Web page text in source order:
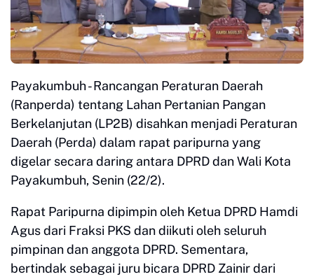
Payakumbuh - Rancangan Peraturan Daerah
(Ranperda) tentang Lahan Pertanian Pangan
Berkelanjutan (LP2B) disahkan menjadi Peraturan
Daerah (Perda) dalam rapat paripurna yang
digelar secara daring antara DPRD dan Wali Kota
Payakumbuh, Senin (22/2).
Rapat Paripurna dipimpin oleh Ketua DPRD Hamdi
Agus dari Fraksi PKS dan diikuti oleh seluruh
pimpinan dan anggota DPRD. Sementara,
bertindak sebagai juru bicara DPRD Zainir dari